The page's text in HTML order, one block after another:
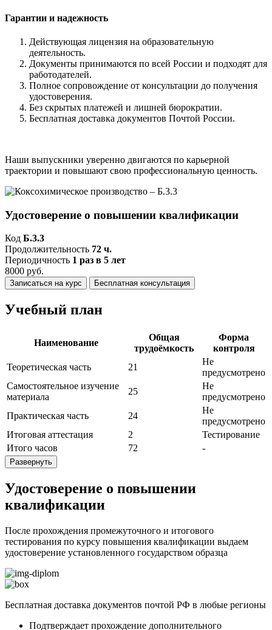
Гарантии и надежность
Действующая лицензия на образовательную
деятельность.
Документы принимаются по всей России и подходят для
работодателей.
Полное сопровождение от консультации до получения
удостоверения.
Без скрытых платежей и лишней бюрократии.
Бесплатная доставка документов Почтой России.
Наши выпускники уверенно двигаются по карьерной
траектории и повышают свою профессиональную ценность.
Удостоверение о повышении квалификации
Код Б.3.3
Продолжительность 72 ч.
Периодичность 1 раз в 5 лет
8000 руб.
Записаться на курс Бесплатная консультация
Учебный план
Наименование
Общая
трудоёмкость
Форма
контроля
Теоретическая часть
21
Не
предусмотрено
Самостоятельное изучение
материала
25
Не
предусмотрено
Практическая часть
24
Не
предусмотрено
Итоговая аттестация
2
Тестирование
Итого часов
72 -
Развернуть
Удостоверение о повышении
квалификации
После прохождения промежуточного и итогового
тестирования по курсу повышения квалификации выдаем
удостоверение установленного государством образца
Бесплатная доставка документов почтой РФ в любые регионы
Подтверждает прохождение дополнительного